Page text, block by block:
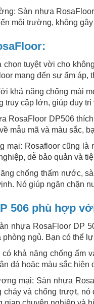
Sàn nhựa
môi trường, không
tuyệt vời cho
mang đến sự ấm áp,
khả năng chống mài
cập lớn, giúp duy trì
RosaFloor DP506
mẫu mã và màu sắc,
mại: Rosafloor cũng
dễ bảo quản và
chống thấm nước,
Nó giúp ngăn chặn
506 phù hợp
nhựa RosaFloor DP
ngủ. Bạn có thể
khả năng chống ẩm
đá hoặc màu sắc
mại: Sàn nhựa
và chống trượt,